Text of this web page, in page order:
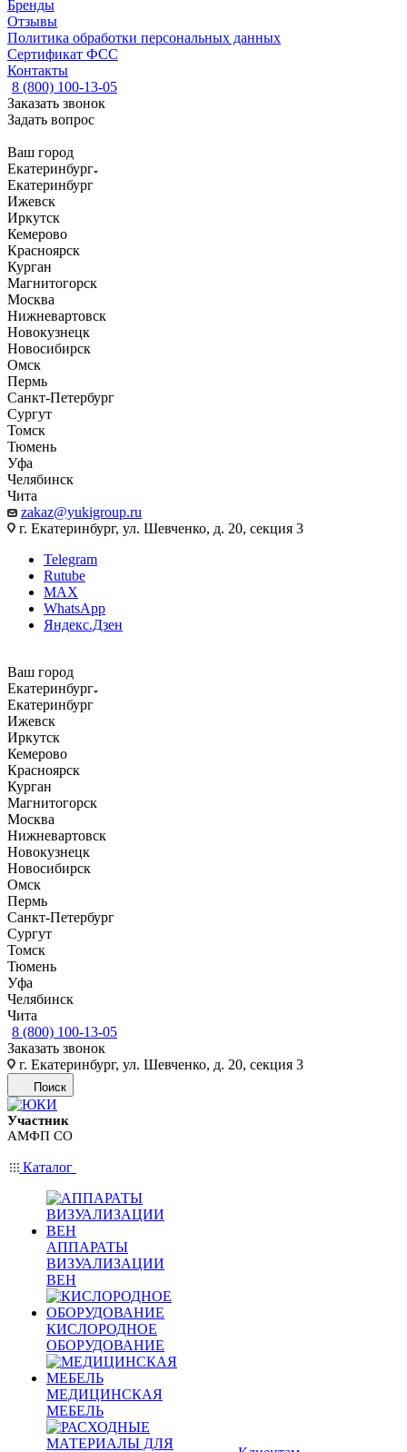
Бренды
Отзывы
Политика обработки персональных данных
Сертификат ФСС
Контакты
8 (800) 100-13-05
Заказать звонок
Задать вопрос
Ваш город
Екатеринбург
Екатеринбург
Ижевск
Иркутск
Кемерово
Красноярск
Курган
Магнитогорск
Москва
Нижневартовск
Новокузнецк
Новосибирск
Омск
Пермь
Санкт-Петербург
Сургут
Томск
Тюмень
Уфа
Челябинск
Чита
zakaz@yukigroup.ru
г. Екатеринбург, ул. Шевченко, д. 20, секция 3
Telegram
Rutube
MAX
WhatsApp
Яндекс.Дзен
Ваш город
Екатеринбург
Екатеринбург
Ижевск
Иркутск
Кемерово
Красноярск
Курган
Магнитогорск
Москва
Нижневартовск
Новокузнецк
Новосибирск
Омск
Пермь
Санкт-Петербург
Сургут
Томск
Тюмень
Уфа
Челябинск
Чита
8 (800) 100-13-05
Заказать звонок
г. Екатеринбург, ул. Шевченко, д. 20, секция 3
Поиск
Участник
АМФП СО
Каталог
АППАРАТЫ
ВИЗУАЛИЗАЦИИ
ВЕН
КИСЛОРОДНОЕ
ОБОРУДОВАНИЕ
МЕДИЦИНСКАЯ
МЕБЕЛЬ